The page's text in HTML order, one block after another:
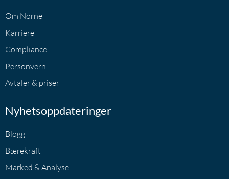
Om Norne
Karriere
Compliance
Personvern
Avtaler & priser
Nyhetsoppdateringer
Blogg
Bærekraft
Marked & Analyse